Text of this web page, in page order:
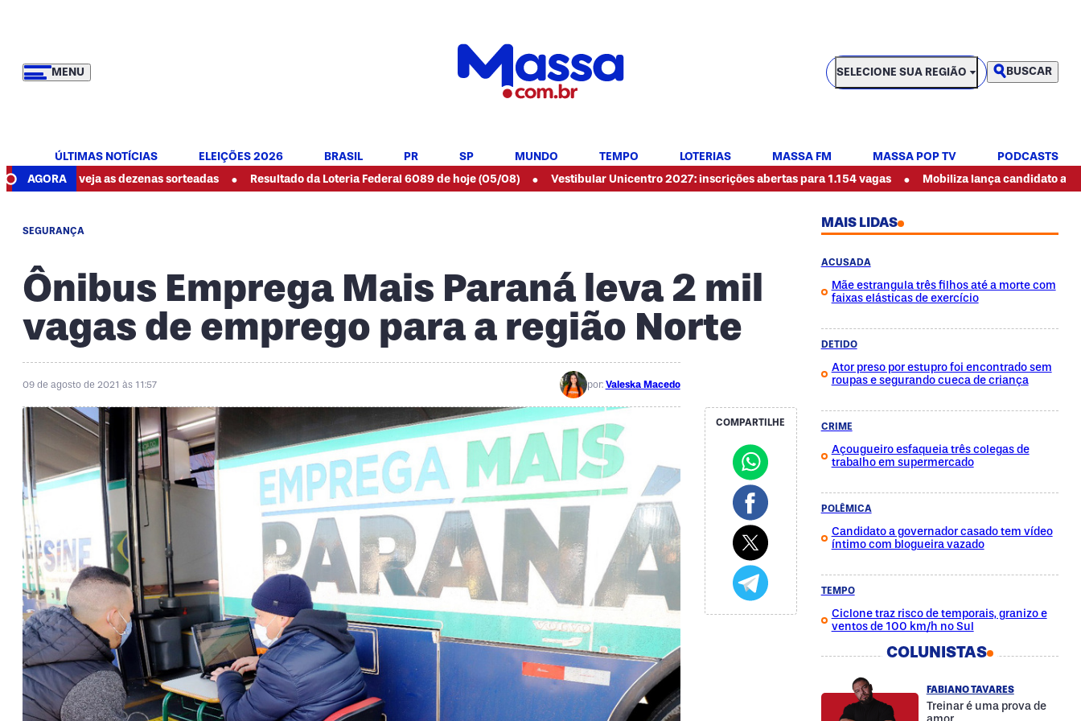
MENU
SELECIONE SUA REGIÃO
SELECIONE SUA REGIÃO BUSCAR
ÚLTIMAS NOTÍCIAS ELEIÇÕES 2026 BRASIL PR SP MUNDO TEMPO LOTERIAS MASSA FM MASSA POP TV
PODCASTS
AGORA
veja as dezenas sorteadas • Resultado da Loteria Federal 6089 de hoje (05/08) • Vestibular Unicentro 2027: inscrições abertas para 1.154 vagas • Mobiliza lança candidato ao governo
SEGURANÇA
Ônibus Emprega Mais Paraná leva 2 mil
vagas de emprego para a região Norte
09 de agosto de 2021 às 11:57 por: Valeska Macedo
COMPARTILHE
MAIS LIDAS
ACUSADA
Mãe estrangula três filhos até a morte com
faixas elásticas de exercício
DETIDO
Ator preso por estupro foi encontrado sem
roupas e segurando cueca de criança
CRIME
Açougueiro esfaqueia três colegas de
trabalho em supermercado
POLÊMICA
Candidato a governador casado tem vídeo
íntimo com blogueira vazado
TEMPO
Ciclone traz risco de temporais, granizo e
ventos de 100 km/h no Sul
COLUNISTAS
FABIANO TAVARES
Treinar é uma prova de